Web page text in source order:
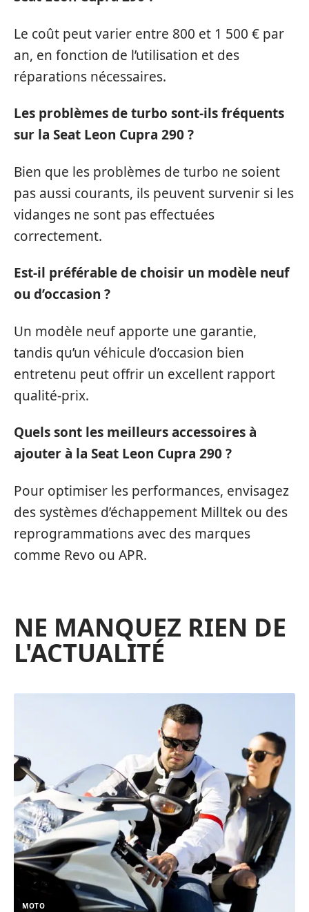
Le coût peut varier entre 800 et 1 500 € par
an, en fonction de l’utilisation et des
réparations nécessaires.
Les problèmes de turbo sont-ils fréquents
sur la Seat Leon Cupra 290 ?
Bien que les problèmes de turbo ne soient
pas aussi courants, ils peuvent survenir si les
vidanges ne sont pas effectuées
correctement.
Est-il préférable de choisir un modèle neuf
ou d’occasion ?
Un modèle neuf apporte une garantie,
tandis qu’un véhicule d’occasion bien
entretenu peut offrir un excellent rapport
qualité-prix.
Quels sont les meilleurs accessoires à
ajouter à la Seat Leon Cupra 290 ?
Pour optimiser les performances, envisagez
des systèmes d’échappement Milltek ou des
reprogrammations avec des marques
comme Revo ou APR.
NE MANQUEZ RIEN DE
L'ACTUALITÉ
MOTO